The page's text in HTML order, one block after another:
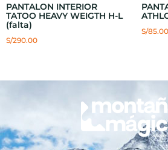
PANTALON INTERIOR
TATOO HEAVY WEIGTH H-L
(falta)
S/290.00
S/85.00